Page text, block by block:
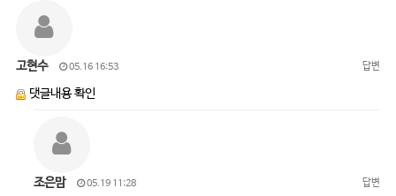
고현수 05.16 16:53 답변
댓글내용 확인
조은맘 05.19 11:28 답변